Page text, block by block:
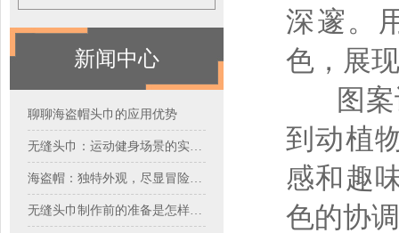
新闻中心
聊聊海盗帽头巾的应用优势
无缝头巾：运动健身场景的实力搭档
海盗帽：独特外观，尽显冒险风情
无缝头巾制作前的准备是怎样的？
深邃。
色，展
图案
到动植
感和趣
色的协